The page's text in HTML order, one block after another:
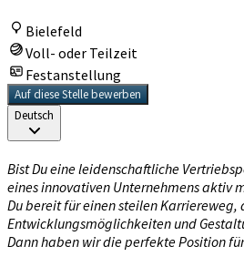
Bielefeld
Voll- oder Teilzeit
Festanstellung
Auf diese Stelle bewerben
Deutsch
Bist Du eine leidenschaftliche
eines innovativen Unternehmens aktiv
Du bereit für einen steilen
Entwicklungsmöglichkeiten und
Dann haben wir die perfekte Position